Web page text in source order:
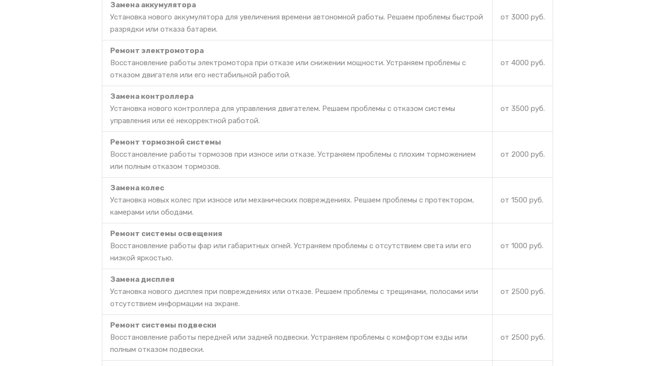
Замена аккумулятора
Установка нового аккумулятора для увеличения времени автономной работы. Решаем проблемы быстрой
разрядки или отказа батареи.
от 3000 руб.
Ремонт электромотора
Восстановление работы электромотора при отказе или снижении мощности. Устраняем проблемы с
отказом двигателя или его нестабильной работой.
от 4000 руб.
Замена контроллера
Установка нового контроллера для управления двигателем. Решаем проблемы с отказом системы
управления или её некорректной работой.
от 3500 руб.
Ремонт тормозной системы
Восстановление работы тормозов при износе или отказе. Устраняем проблемы с плохим торможением
или полным отказом тормозов.
от 2000 руб.
Замена колес
Установка новых колес при износе или механических повреждениях. Решаем проблемы с протектором,
камерами или ободами.
от 1500 руб.
Ремонт системы освещения
Восстановление работы фар или габаритных огней. Устраняем проблемы с отсутствием света или его
низкой яркостью.
от 1000 руб.
Замена дисплея
Установка нового дисплея при повреждениях или отказе. Решаем проблемы с трещинами, полосами или
отсутствием информации на экране.
от 2500 руб.
Ремонт системы подвески
Восстановление работы передней или задней подвески. Устраняем проблемы с комфортом езды или
полным отказом подвески.
от 2500 руб.